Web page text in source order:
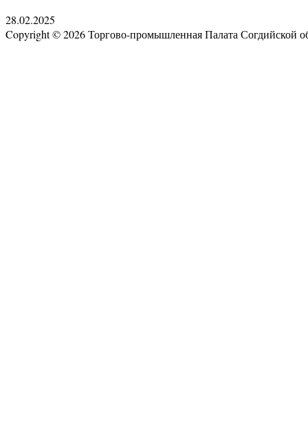
28.02.2025
Copyright © 2026 Торгово-промышленная Палата Согдийской